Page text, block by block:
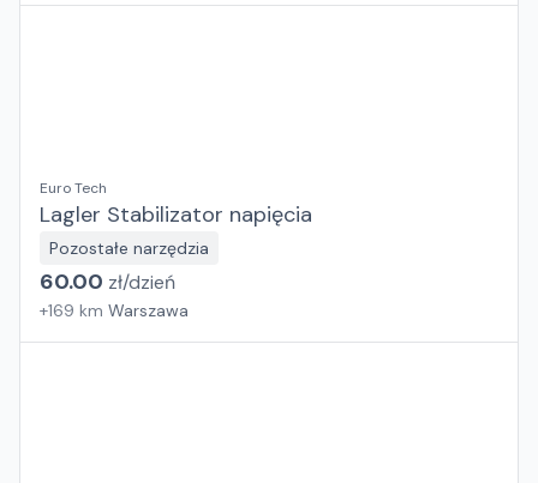
Euro Tech
Lagler Stabilizator napięcia
Pozostałe narzędzia
60.00 zł/dzień
+169 km Warszawa